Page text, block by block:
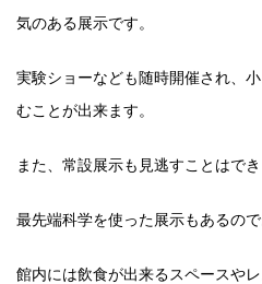
気のある展示です。
実験ショーなども随時開催され、
むことが出来ます。
また、常設展示も見逃すことはでき
最先端科学を使った展示もあるので
館内には飲食が出来るスペースや